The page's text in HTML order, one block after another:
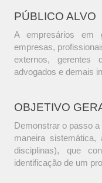
PÚBLICO ALVO
A empresários em
empresas,
externos, gerentes
advogados e demais
OBJETIVO
Demonstrar o passo
maneira
disciplinas), que
identificação de um